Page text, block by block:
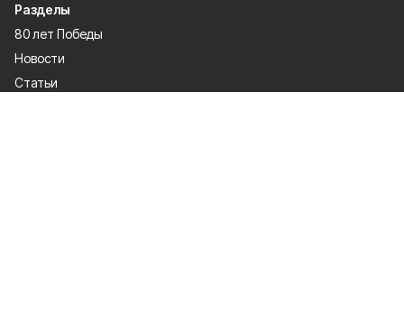
Разделы
80 лет Победы
Новости
Статьи